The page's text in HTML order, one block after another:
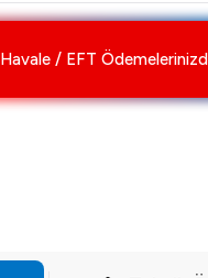
Havale / EFT